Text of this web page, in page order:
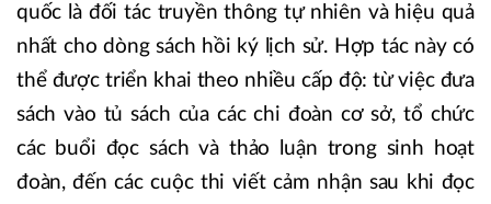
quốc là đối tác truyền thông tự nhiên và hiệu quả
nhất cho dòng sách hồi ký lịch sử. Hợp tác này có
thể được triển khai theo nhiều cấp độ: từ việc đưa
sách vào tủ sách của các chi đoàn cơ sở, tổ chức
các buổi đọc sách và thảo luận trong sinh hoạt
đoàn, đến các cuộc thi viết cảm nhận sau khi đọc